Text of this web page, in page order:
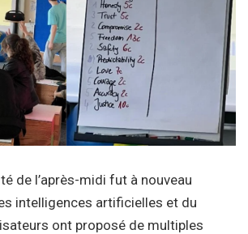
de l’après-midi fut à nouveau
intelligences artificielles et du
ont proposé de multiples